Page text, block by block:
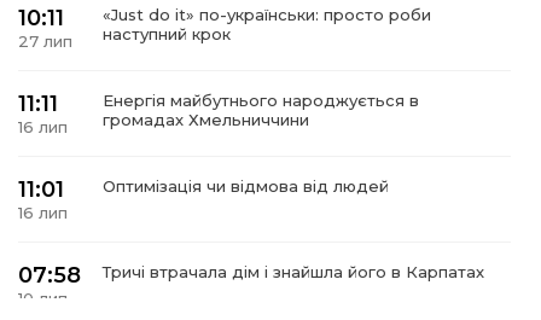
10:11
27 лип
«Just do it» по-українськи: просто роби
наступний крок
11:11
16 лип
Енергія майбутнього народжується в
громадах Хмельниччини
11:01
16 лип
Оптимізація чи відмова від людей
07:58
10 лип
Тричі втрачала дім і знайшла його в Карпатах